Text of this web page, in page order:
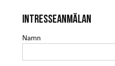
INTRESSEANMÄLAN
Namn